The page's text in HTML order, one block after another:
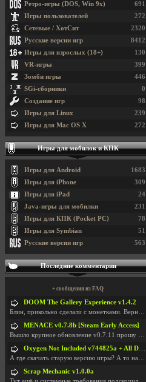
691
Ретро-игры (DOS, Win 9x)
272
Игры пользователей
2320
Сетевые / ХотСит
8412
Русские версии игр
130
Игры для взрослых (18+)
399
VR-игры
446
Зомби игры
0
SGi-сборники
98
Создание игр
239
Игры для Linux
272
Игры для Mac OS X
Игры для мобилок и КПК
1683
Игры для Android
309
Игры для iPhone
24
Игры для iPad
231
Java-игры для мобилки
78
Игры для КПК (Pocket PC)
51
Игры для Symbian
563
Русские версии игр
Последние комментарии
+ сообщения из FAQ
DOOM The Gallery Experience v1.4.2
Блин, прикольно сделали с монетками. Вернулся в св
MENACE v0.7.8b [Steam Early Access]
Вышло крупное обновление v0.7.11 прошу обновить
Oxygen Not Included v744825a + All DLC
А где скачать старую версию игры? А то на новой но
Scrap Mechanic v1.0.0a